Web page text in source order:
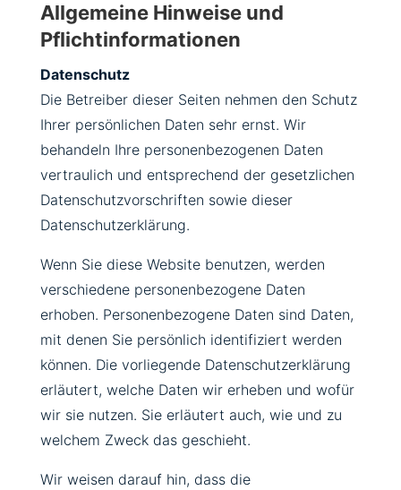
Allgemeine Hinweise und
Pflichtinformationen
Datenschutz
Die Betreiber dieser Seiten nehmen den Schutz
Ihrer persönlichen Daten sehr ernst. Wir
behandeln Ihre personenbezogenen Daten
vertraulich und entsprechend der gesetzlichen
Datenschutzvorschriften sowie dieser
Datenschutzerklärung.
Wenn Sie diese Website benutzen, werden
verschiedene personenbezogene Daten
erhoben. Personenbezogene Daten sind Daten,
mit denen Sie persönlich identifiziert werden
können. Die vorliegende Datenschutzerklärung
erläutert, welche Daten wir erheben und wofür
wir sie nutzen. Sie erläutert auch, wie und zu
welchem Zweck das geschieht.
Wir weisen darauf hin, dass die